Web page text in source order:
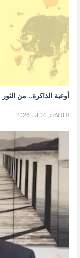
أوعية الذاكرة.. من
الثلاثاء, 04 آب 2026